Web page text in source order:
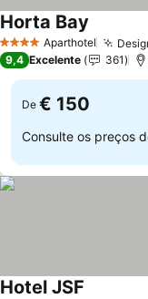
4 EstrelasAparthotel
Horta Bay
9,4 Excelente 361
De € 150
Consulte os preços
Hotel JSF